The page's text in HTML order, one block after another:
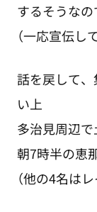
するそうな
（一応宣伝し
話を戻して
い上
多治見周辺
朝7時半の恵
（他の4名は